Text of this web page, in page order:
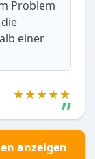
Problem
einer
★★★★★
anzeigen